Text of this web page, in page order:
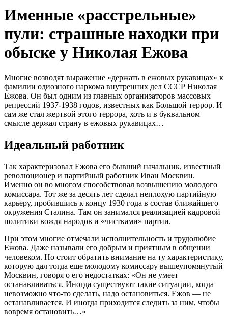
Именные «расстрельные»
пули: страшные находки при
обыске у Николая Ежова
Многие возводят выражение «держать в ежовых рукавицах» к
фамилии одиозного наркома внутренних дел СССР Николая
Ежова. Он был одним из главных организаторов массовых
репрессий 1937-1938 годов, известных как Большой террор. И
сам же стал жертвой этого террора, хоть и в буквальном
смысле держал страну в ежовых рукавицах…
Идеальный работник
Так характеризовал Ежова его бывший начальник, известный
революционер и партийный работник Иван Москвин.
Именно он во многом способствовал возвышению молодого
комиссара. Тот же за десять лет сделал неплохую партийную
карьеру, пробившись к концу 1930 года в состав ближайшего
окружения Сталина. Там он занимался реализацией кадровой
политики вождя народов и «чистками» партии.
При этом многие отмечали исполнительность и трудолюбие
Ежова. Даже называли его добрым и приятным в общении
человеком. Но стоит обратить внимание на ту характеристику,
которую дал тогда еще молодому комиссару вышеупомянутый
Москвин, говоря о его недостатках: «Он не умеет
останавливаться. Иногда существуют такие ситуации, когда
невозможно что-то сделать, надо остановиться. Ежов — не
останавливается. И иногда приходится следить за ним, чтобы
вовремя остановить…»